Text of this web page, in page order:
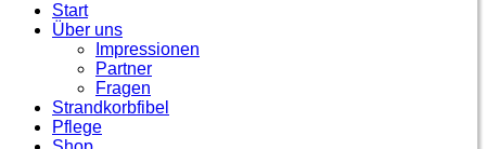
Start
Über uns
Impressionen
Partner
Fragen
Strandkorbfibel
Pflege